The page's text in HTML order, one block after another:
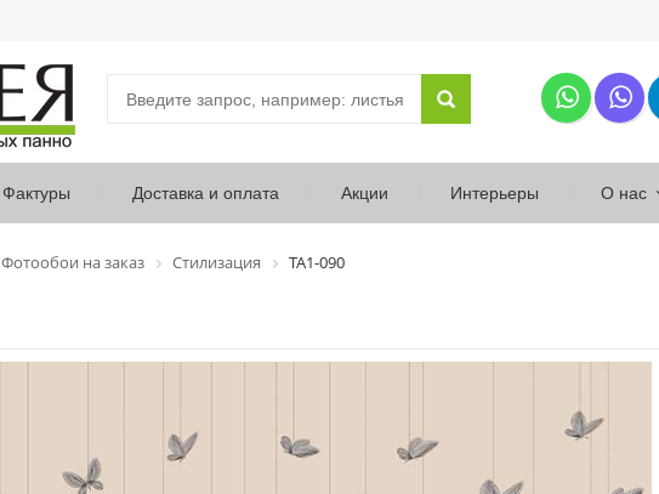
Фактуры Доставка и оплата Акции Интерьеры О нас
Фотообои на заказ Стилизация ТА1-090